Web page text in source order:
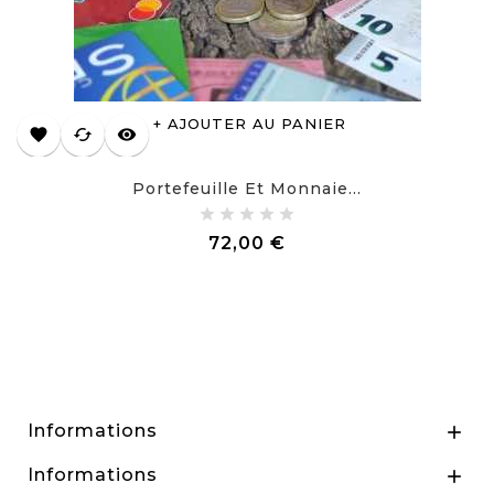
AJOUTER AU PANIER
favorite cached visibility
Portefeuille Et Monnaie...
72,00 €
Informations 
Informations 